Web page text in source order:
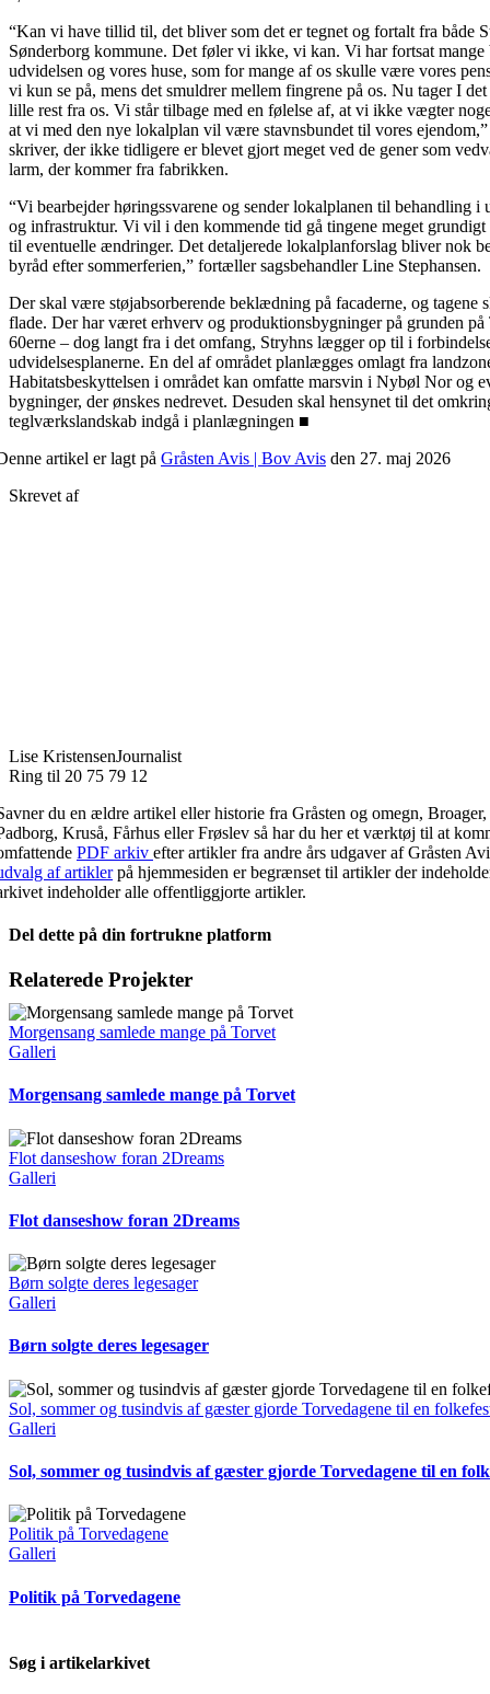
“Kan vi have tillid til, det bliver som det er tegnet og fortalt fra både
Sønderborg kommune. Det føler vi ikke, vi kan. Vi har fortsat
udvidelsen og vores huse, som for mange af os skulle være vores
vi kun se på, mens det smuldrer mellem fingrene på os. Nu tager I
lille rest fra os. Vi står tilbage med en følelse af, at vi ikke vægter
at vi med den nye lokalplan vil være stavnsbundet til vores ejendom,”
skriver, der ikke tidligere er blevet gjort meget ved de gener som
larm, der kommer fra fabrikken.
“Vi bearbejder høringssvarene og sender lokalplanen til behandling
og infrastruktur. Vi vil i den kommende tid gå tingene meget
til eventuelle ændringer. Det detaljerede lokalplanforslag bliver nok
byråd efter sommerferien,” fortæller sagsbehandler Line Stephansen.
Der skal være støjabsorberende beklædning på facaderne, og tagene
flade. Der har været erhverv og produktionsbygninger på grunden
60erne – dog langt fra i det omfang, Stryhns lægger op til i
udvidelsesplanerne. En del af området planlægges omlagt fra
Habitatsbeskyttelsen i området kan omfatte marsvin i Nybøl Nor og
bygninger, der ønskes nedrevet. Desuden skal hensynet til det
teglværkslandskab indgå i planlægningen ■
artikel er lagt på Gråsten Avis | Bov Avis den 27. maj 2026
Skrevet af
Lise KristensenJournalist
Ring til 20 75 79 12
du en ældre artikel eller historie fra Gråsten og omegn,
Kruså, Fårhus eller Frøslev så har du her et værktøj til at
PDF arkiv efter artikler fra andre års udgaver af Gråsten
af artiklerpå hjemmesiden er begrænset til artikler der
indeholder alle offentliggjorte artikler.
Del dette på din fortrukne platform
Facebook
X
LinkedIn
E-
Relaterede Projekter
Morgensang samlede mange på Torvet
Galleri
Morgensang samlede mange på Torvet
Flot danseshow foran 2Dreams
Galleri
Flot danseshow foran 2Dreams
Børn solgte deres legesager
Galleri
Børn solgte deres legesager
Sol, sommer og tusindvis af gæster gjorde Torvedagene til en
Galleri
Sol, sommer og tusindvis af gæster gjorde Torvedagene til en
Politik på Torvedagene
Galleri
Politik på Torvedagene
Søg i artikelarkivet